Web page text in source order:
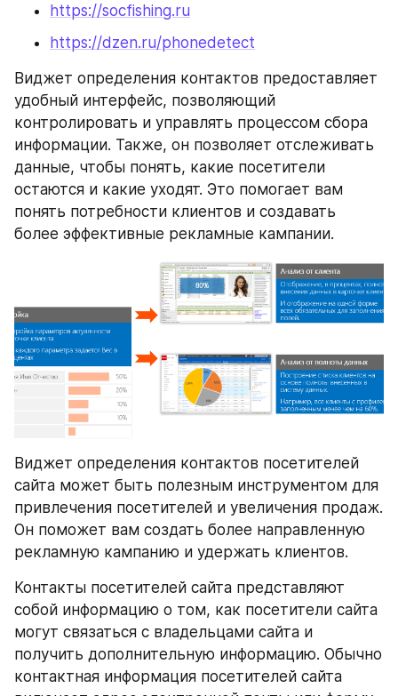
https://socfishing.ru
https://dzen.ru/phonedetect
Виджет определения контактов предоставляет
удобный интерфейс, позволяющий
контролировать и управлять процессом сбора
информации. Также, он позволяет отслеживать
данные, чтобы понять, какие посетители
остаются и какие уходят. Это помогает вам
понять потребности клиентов и создавать
более эффективные рекламные кампании.
Виджет определения контактов посетителей
сайта может быть полезным инструментом для
привлечения посетителей и увеличения продаж.
Он поможет вам создать более направленную
рекламную кампанию и удержать клиентов.
Контакты посетителей сайта представляют
собой информацию о том, как посетители сайта
могут связаться с владельцами сайта и
получить дополнительную информацию. Обычно
контактная информация посетителей сайта